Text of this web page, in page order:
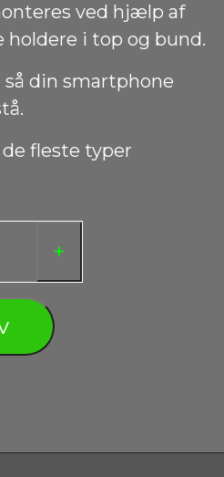
ved hjælp af
i top og bund.
din smartphone
fleste typer
+